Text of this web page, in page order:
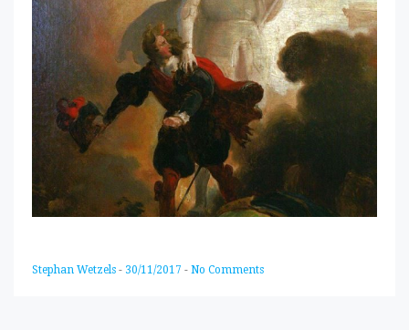
Stephan Wetzels - 30/11/2017 - No Comments